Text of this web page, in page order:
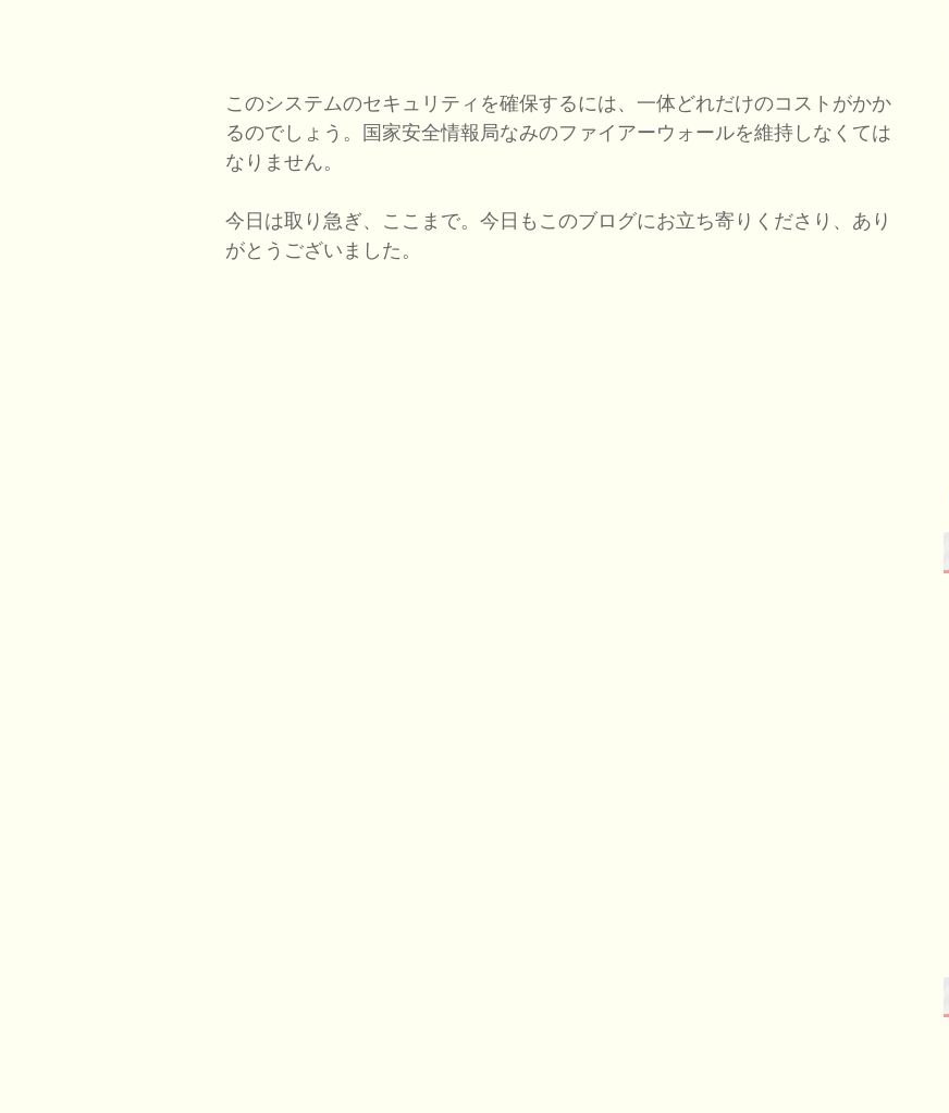
このシステムのセキュリティを確保するには、一体どれだけのコストがかか
るのでしょう。国家安全情報局なみのファイアーウォールを維持しなくては
なりません。
今日は取り急ぎ、ここまで。今日もこのブログにお立ち寄りくださり、あり
がとうございました。